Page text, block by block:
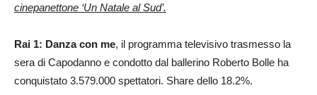
cinepanettone ‘Un Natale al Sud’.
Rai 1: Danza con me, il programma televisivo trasmesso la
sera di Capodanno e condotto dal ballerino Roberto Bolle ha
conquistato 3.579.000 spettatori. Share dello 18.2%.